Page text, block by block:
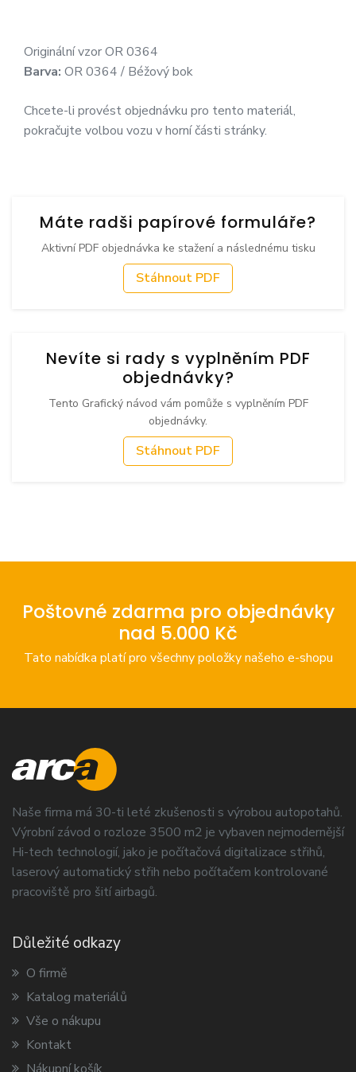
Originální vzor OR 0364
Barva: OR 0364 / Béžový bok
Chcete-li provést objednávku pro tento materiál,
pokračujte volbou vozu v horní části stránky.
Máte radši papírové formuláře?
Aktivní PDF objednávka ke stažení a následnému tisku
Stáhnout PDF
Nevíte si rady s vyplněním PDF
objednávky?
Tento Grafický návod vám pomůže s vyplněním PDF
objednávky.
Stáhnout PDF
Poštovné zdarma pro objednávky
nad 5.000 Kč
Tato nabídka platí pro všechny položky našeho e-shopu
Naše firma má 30-ti leté zkušenosti s výrobou autopotahů.
Výrobní závod o rozloze 3500 m2 je vybaven nejmodernější
Hi-tech technologií, jako je počítačová digitalizace střihů,
laserový automatický střih nebo počítačem kontrolované
pracoviště pro šití airbagů.
Důležité odkazy
O firmě
Katalog materiálů
Vše o nákupu
Kontakt